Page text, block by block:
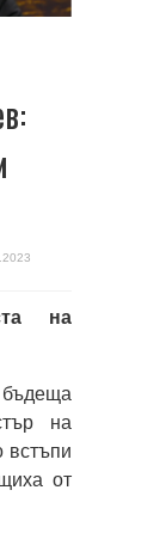
на
на
встъпи
от